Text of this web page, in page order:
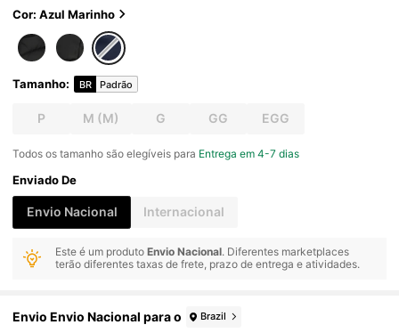
Cor: Azul Marinho
Tamanho: BR Padrão
P M (M) G GG EGG
Todos os tamanho são elegíveis para Entrega em 4-7 dias
Enviado De
Envio Nacional Internacional
Este é um produtoEnvio Nacional. Diferentes marketplaces
terão diferentes taxas de frete, prazo de entrega e atividades.
Envio Envio Nacional para o Brazil